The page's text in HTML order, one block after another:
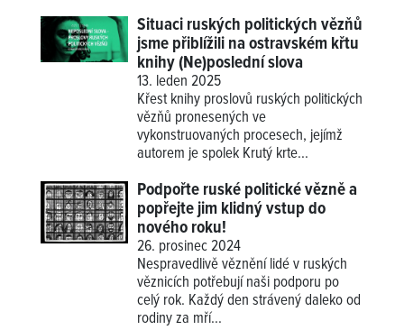
Situaci ruských politických vězňů
jsme přiblížili na ostravském křtu
knihy (Ne)poslední slova
13. leden 2025
Křest knihy proslovů ruských politických
vězňů pronesených ve
vykonstruovaných procesech, jejímž
autorem je spolek Krutý krte...
Podpořte ruské politické vězně a
popřejte jim klidný vstup do
nového roku!
26. prosinec 2024
Nespravedlivě věznění lidé v ruských
věznicích potřebují naši podporu po
celý rok. Každý den strávený daleko od
rodiny za mří...